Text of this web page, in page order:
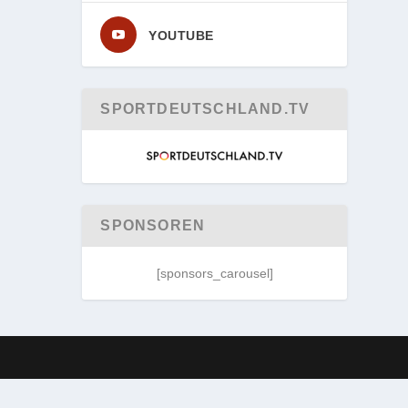
YOUTUBE
SPORTDEUTSCHLAND.TV
SPONSOREN
[sponsors_carousel]